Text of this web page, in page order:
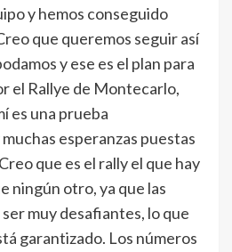
y hemos conseguido
que queremos seguir así
y ese es el plan para
el Rallye de Montecarlo,
es una prueba
esperanzas puestas
que es el rally el que hay
ningún otro, ya que las
muy desafiantes, lo que
garantizado. Los números